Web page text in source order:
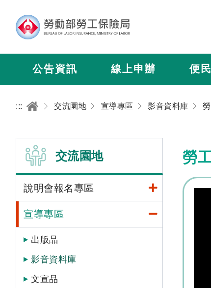
公告資訊 線上申辦 便
::: 交流園地 宣導專區 影音資料庫
交流園地
說明會報名專區
宣導專區
出版品
影音資料庫
文宣品
勞